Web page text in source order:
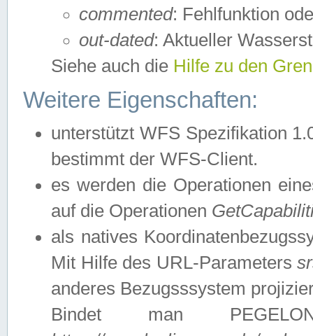
commented: Fehlfunktion
out-dated: Aktueller
Siehe auch die Hilfe zu den
Weitere Eigenschaften:
unterstützt WFS Spezifikation
bestimmt der WFS-Client.
es werden die Operationen
auf die Operationen
als natives
Mit Hilfe des URL-Parameters
anderes Bezugsssystem
Bindet man